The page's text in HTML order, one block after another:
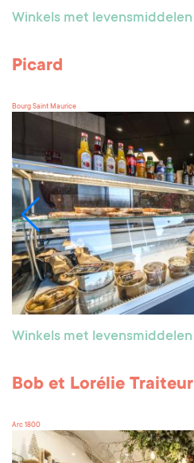
Winkels met levensmiddelen
Picard
Bourg Saint Maurice
Winkels met levensmiddelen
Bob et Lorélie Traiteur
Arc 1800